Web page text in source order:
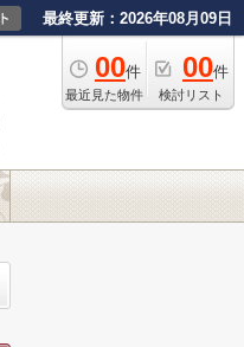
最終更新：2026年08月09日
00件
最近見た物件
00件
検討リスト